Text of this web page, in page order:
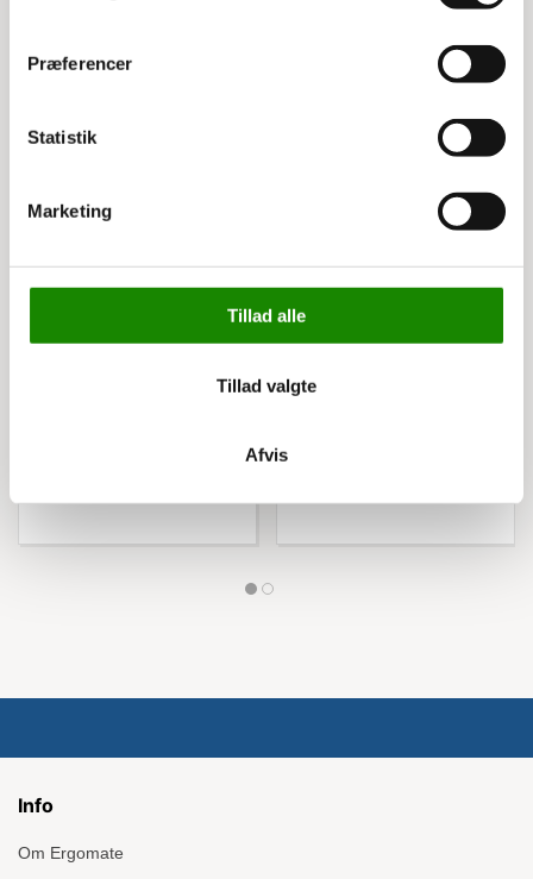
Præferencer
Statistik
Marketing
Tillad alle
Tillad valgte
Afvis
storreol 60 cm
91,00 kr
storreol
20,00 kr
Info
Om Ergomate